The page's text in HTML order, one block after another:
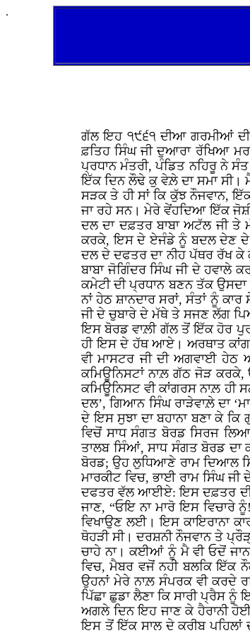
.
ਗੱਲ ਇਹ ੧੯੬੧ ਦੀਆ ਗਰਮੀਆਂ ਦੀ
ਫ਼ਤਿਹ ਸਿੰਘ ਜੀ ਦੁਆਰਾ ਰੱਖਿਆ
ਪ੍ਰਧਾਨ ਮੰਤਰੀ, ਪੰਡਿਤ ਨਹਿਰੂ ਨੇ
ਇੱਕ ਦਿਨ ਲੌਢੇ ਕੁ ਵੇਲ਼ੇ ਦਾ ਸਮਾ ਸੀ।
ਸੜਕ ਤੇ ਹੀ ਸਾਂ ਕਿ ਕੁੱਝ ਨੌਜਵਾਨ,
ਜਾ ਰਹੇ ਸਨ। ਮੇਰੇ ਵੇਂਹਦਿਆ ਇੱਕ
ਦਲ ਦਾ ਦਫ਼ਤਰ ਬਾਬਾ ਅਟੱਲ ਜੀ ਤੇ
ਕਰਕੇ, ਇਸ ਦੇ ਏਜੰਡੇ ਨੂੰ ਬਦਲ ਦੇਣ ਦੇ
ਦਲ ਦੇ ਦਫਤਰ ਦਾ ਨੀਹ ਪੱਥਰ ਰੱਖ ਕੇ
ਬਾਬਾ ਜੋਗਿੰਦਰ ਸਿੰਘ ਜੀ ਦੇ ਹਵਾਲੇ
ਕਮੇਟੀ ਦੀ ਪ੍ਰਧਾਨ ਬਣਨ ਤੱਕ ਉਸਦਾ
ਨਾਂ ਹੇਠ ਸ਼ਾਨਦਾਰ ਸਰਾਂ, ਸੰਤਾਂ ਨੂੰ
ਜੀ ਦੇ ਚੁਬਾਰੇ ਦੇ ਮੱਥੇ ਤੇ ਸਜਣ ਲੱਗ
ਇਸ ਬੋਰਡ ਵਾਲ਼ੀ ਗੱਲ ਤੋਂ ਇੱਕ ਹੋਰ
ਹੀ ਇਸ ਦੇ ਹੱਥ ਆਏ। ਅਰਥਾਤ
ਵੀ ਮਾਸਟਰ ਜੀ ਦੀ ਅਗਵਾਈ ਹੇਠ
ਕਮਿਊਨਿਸਟਾਂ ਨਾਲ਼ ਗੱਠ ਜੋੜ
ਕਮਿਊਨਿਸਟ ਵੀ ਕਾਂਗਰਸ ਨਾਲ਼ ਹੀ
ਦਲ’, ਗਿਆਨ ਸਿੰਘ ਰਾੜੇਵਾਲ਼ੇ ਦਾ
ਦੇ ਇਸ ਸੁਝਾ ਦਾ ਬਹਾਨਾ ਬਣਾ ਕੇ
ਵਿਚੋਂ ਸਾਧ ਸੰਗਤ ਬੋਰਡ ਸਿਰਜ
ਤਾਲਬ ਸਿੰਆਂ, ਸਾਧ ਸੰਗਤ ਬੋਰਡ ਦਾ
ਬੋਰਡ; ਉਹ ਲੁਧਿਆਣੇ ਰਾਮ ਦਿਆਲ
ਮਾਰਕੀਟ ਵਿਚ, ਭਾਈ ਰਾਮ ਸਿੰਘ
ਦਫਤਰ ਵੱਲ ਆਈਏ: ਇਸ ਦਫ਼ਤਰ ਦੀ
ਜਾਣ, “ਓਇ ਨਾ ਮਾਰੋ ਇਸ ਵਿਚਾਰੇ
ਵਿਖਾਉਣ ਲਈ। ਇਸ ਕਾਇਰਾਨਾ
ਥੋਹੜੀ ਸੀ। ਦਰਸ਼ਨੀ ਨੌਜਵਾਨ ਤੇ
ਚਾਹੇ ਨਾ। ਕਈਆਂ ਨੂੰ ਮੈ ਵੀ ਓਦੋਂ
ਵਿਚ, ਮੈਬਰ ਵਜੋਂ ਨਹੀ ਬਲਕਿ ਇੱਕ
ਉਹਨਾਂ ਮੇਰੇ ਨਾਲ਼ ਸੰਪਰਕ ਵੀ ਕਰਦੇ
ਪਿੱਛਾ ਛੁਡਾ ਲੈਣਾ ਕਿ ਸਾਰੀ ਪ੍ਰੈਸ ਨੂੰ
ਅਗਲੇ ਦਿਨ ਇਹ ਜਾਣ ਕੇ ਹੈਰਾਨੀ
ਇਸ ਤੋਂ ਇੱਕ ਸਾਲ ਦੇ ਕਰੀਬ ਪਹਿਲਾਂ